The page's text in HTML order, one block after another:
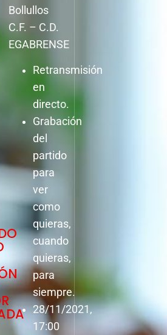
Bollullos
C.F. – C.D.
EGABRENSE
Retransmisión
en
directo.
Grabación
del
partido
para
ver
como
quieras,
cuando
quieras,
para
siempre.
28/11/2021,
17:00